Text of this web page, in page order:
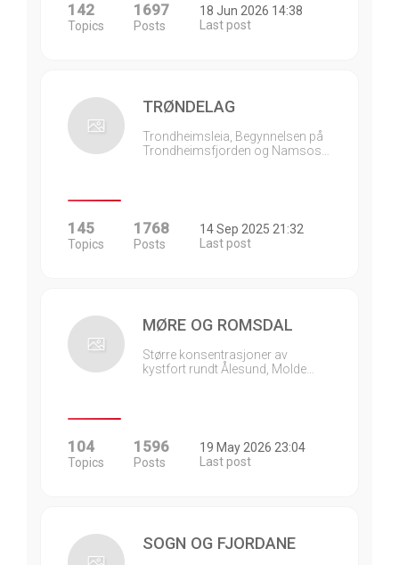
142
Topics
1697
Posts
18 Jun 2026 14:38
Last post
TRØNDELAG
Trondheimsleia, Begynnelsen på
Trondheimsfjorden og Namsos…
145
Topics
1768
Posts
14 Sep 2025 21:32
Last post
MØRE OG ROMSDAL
Større konsentrasjoner av
kystfort rundt Ålesund, Molde…
104
Topics
1596
Posts
19 May 2026 23:04
Last post
SOGN OG FJORDANE